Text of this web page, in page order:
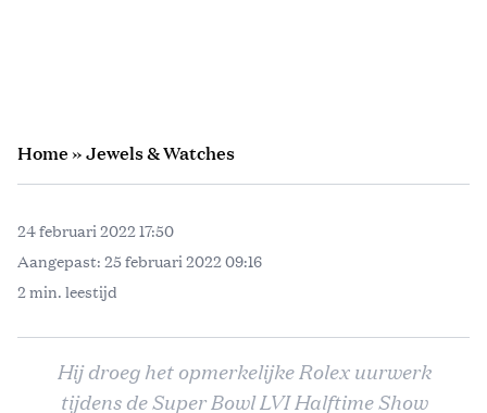
Home»Jewels & Watches
24 februari 2022 17:50
Aangepast: 25 februari 2022 09:16
2 min. leestijd
Hij droeg het opmerkelijke Rolex uurwerk
tijdens de Super Bowl LVI Halftime Show